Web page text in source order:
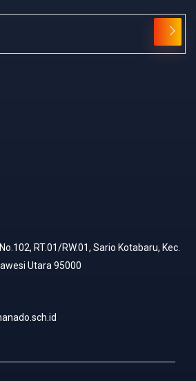
RT.01/RW.01, Sario Kotabaru, Kec.
Utara 95000